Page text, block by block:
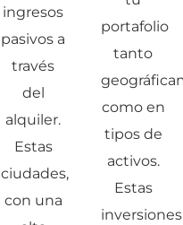
ingresos
pasivos a
través
del
alquiler.
Estas
ciudades,
con una
portafolio
tanto
como en
tipos de
activos.
Estas
inversiones